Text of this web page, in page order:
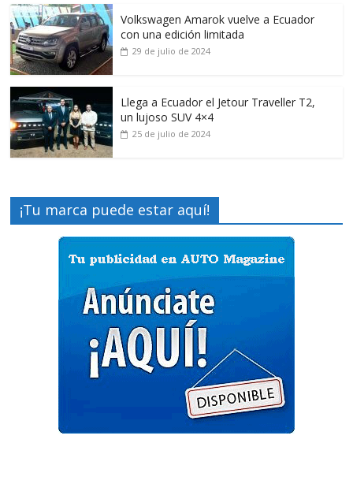
Volkswagen Amarok vuelve a Ecuador
con una edición limitada
29 de julio de 2024
Llega a Ecuador el Jetour Traveller T2,
un lujoso SUV 4×4
25 de julio de 2024
¡Tu marca puede estar aquí!